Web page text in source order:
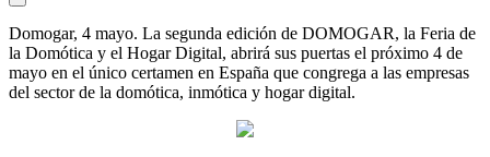
Domogar, 4 mayo. La segunda edición de DOMOGAR, la Feria de
la Domótica y el Hogar Digital, abrirá sus puertas el próximo 4 de
mayo en el único certamen en España que congrega a las empresas
del sector de la domótica, inmótica y hogar digital.